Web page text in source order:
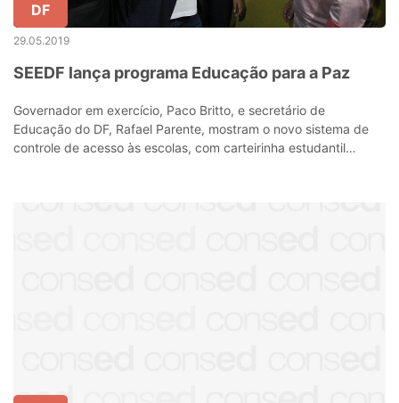
DF
29.05.2019
SEEDF lança programa Educação para a Paz
Governador em exercício, Paco Britto, e secretário de
Educação do DF, Rafael Parente, mostram o novo sistema de
controle de acesso às escolas, com carteirinha estudantil